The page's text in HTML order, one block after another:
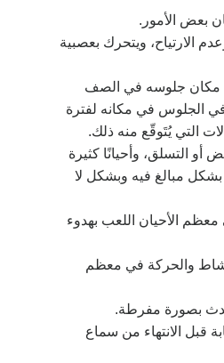
بعض الأمور.
الارتياح، ويتحرك بعصبية
مكان جلوسه في الصف
في الجلوس في مكانه لفترة
التي يُتَوقّع منه ذلك.
أو التسلق، وأحيانًا كثيرة
مبالغ فيه وبشكل لا
الأحيان اللعب بهدوء
والحركة في معظم
بصورة مفرطة.
قبل الانتهاء من سماع